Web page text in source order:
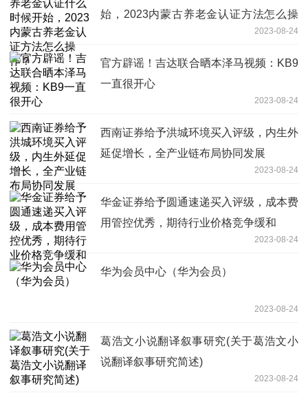
始，2023内蒙古养老金认证方法怎么操
2023-08-24
官方辟谣！吉达联合晒本泽马视频：KB9
一直很开心
2023-08-24
西南证券给予洪城环境买入评级，内生外
延促增长，全产业链布局协同发展
2023-08-24
华金证券给予圆通速递买入评级，成本费
用管控优秀，期待行业价格竞争缓和
2023-08-24
华为会员中心（华为会员）
2023-08-24
葛浩文小说翻译叙事研究(关于葛浩文小
说翻译叙事研究简述)
2023-08-24